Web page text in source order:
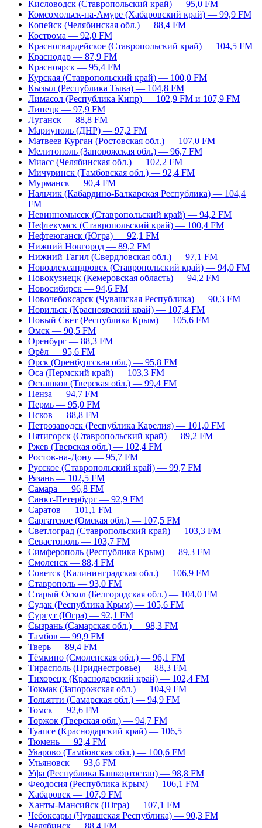
Кисловодск (Ставропольский край) — 95,0 FM
Комсомольск-на-Амуре (Хабаровский край) — 99,9 FM
Копейск (Челябинская обл.) — 88,4 FM
Кострома — 92,0 FM
Красногвардейское (Ставропольский край) — 104,5 FM
Краснодар — 87,9 FM
Красноярск — 95,4 FM
Курская (Ставропольский край) — 100,0 FM
Кызыл (Республика Тыва) — 104,8 FM
Лимасол (Республика Кипр) — 102,9 FM и 107,9 FM
Липецк — 97,9 FM
Луганск — 88,8 FM
Мариуполь (ДНР) — 97,2 FM
Матвеев Курган (Ростовская обл.) — 107,0 FM
Мелитополь (Запорожская обл.) — 96,7 FM
Миасс (Челябинская обл.) — 102,2 FM
Мичуринск (Тамбовская обл.) — 92,4 FM
Мурманск — 90,4 FM
Нальчик (Кабардино-Балкарская Республика) — 104,4
FM
Невинномысск (Ставропольский край) — 94,2 FM
Нефтекумск (Ставропольский край) — 100,4 FM
Нефтеюганск (Югра) — 92,1 FM
Нижний Новгород — 89,2 FM
Нижний Тагил (Свердловская обл.) — 97,1 FM
Новоалександровск (Ставропольский край) — 94,0 FM
Новокузнецк (Кемеровская область) — 94,2 FM
Новосибирск — 94,6 FM
Новочебоксарск (Чувашская Республика) — 90,3 FM
Норильск (Красноярский край) — 107,4 FM
Новый Свет (Республика Крым) — 105,6 FM
Омск — 90,5 FM
Оренбург — 88,3 FM
Орёл — 95,6 FM
Орск (Оренбургская обл.) — 95,8 FM
Оса (Пермский край) — 103,3 FM
Осташков (Тверская обл.) — 99,4 FM
Пенза — 94,7 FM
Пермь — 95,0 FM
Псков — 88,8 FM
Петрозаводск (Республика Карелия) — 101,0 FM
Пятигорск (Ставропольский край) — 89,2 FM
Ржев (Тверская обл.) — 102,4 FM
Ростов-на-Дону — 95,7 FM
Русское (Ставропольский край) — 99,7 FM
Рязань — 102,5 FM
Самара — 96,8 FM
Санкт-Петербург — 92,9 FM
Саратов — 101,1 FM
Саргатское (Омская обл.) — 107,5 FM
Светлоград (Ставропольский край) — 103,3 FM
Севастополь — 103,7 FM
Симферополь (Республика Крым) — 89,3 FM
Смоленск — 88,4 FM
Советск (Калининградская обл.) — 106,9 FM
Ставрополь — 93,0 FM
Старый Оскол (Белгородская обл.) — 104,0 FM
Судак (Республика Крым) — 105,6 FM
Сургут (Югра) — 92,1 FM
Сызрань (Самарская обл.) — 98,3 FM
Тамбов — 99,9 FM
Тверь — 89,4 FM
Тёмкино (Смоленская обл.) — 96,1 FM
Тирасполь (Приднестровье) — 88,3 FM
Тихорецк (Краснодарский край) — 102,4 FM
Токмак (Запорожская обл.) — 104,9 FM
Тольятти (Самарская обл.) — 94,9 FM
Томск — 92,6 FM
Торжок (Тверская обл.) — 94,7 FM
Туапсе (Краснодарский край) — 106,5
Тюмень — 92,4 FM
Уварово (Тамбовская обл.) — 100,6 FM
Ульяновск — 93,6 FM
Уфа (Республика Башкортостан) — 98,8 FM
Феодосия (Республика Крым) — 106,1 FM
Хабаровск — 107,9 FM
Ханты-Мансийск (Югра) — 107,1 FM
Чебоксары (Чувашская Республика) — 90,3 FM
Челябинск — 88,4 FM